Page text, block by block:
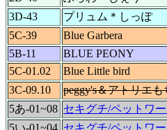
3D-43
プリュム＊しっぽ
5C-39
Blue Garbera
5B-11
BLUE PEONY
5C-01.02
Blue Little bird
3C-09.10
peggy's＆アトリエも
5あ-01~08 セキグチ/ペットワ
5い-01~04 セキグチ/ペットワ